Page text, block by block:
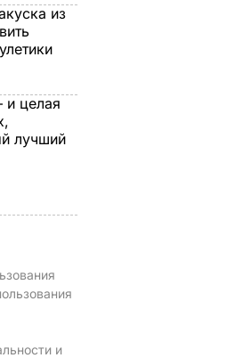
из
и целая
лучший
и